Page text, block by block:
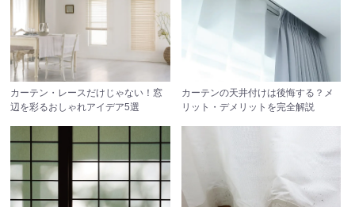
カーテン・レースだけじゃない！窓
辺を彩るおしゃれアイデア5選
カーテンの天井付けは後悔する？メ
リット・デメリットを完全解説